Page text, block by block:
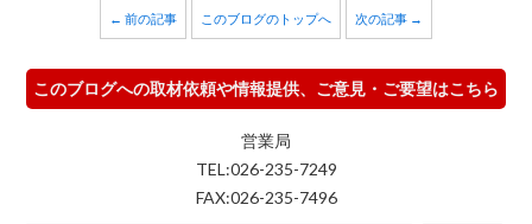
← 前の記事 このブログのトップへ 次の記事 →
このブログへの取材依頼や情報提供、ご意見・ご要望はこちら
営業局
TEL:026-235-7249
FAX:026-235-7496